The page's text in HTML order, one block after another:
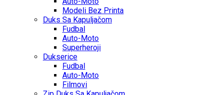
Modeli Bez Printa
Duks Sa Kapuljačom
Fudbal
Auto-Moto
Superheroji
Dukserice
Fudbal
Auto-Moto
Filmovi